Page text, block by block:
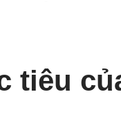
tiêu